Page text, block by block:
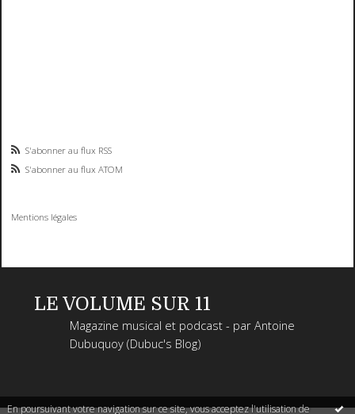
En poursuivant votre navigation sur ce site, vous acceptez l'utilisation de
S'abonner au flux RSS
S'abonner au flux ATOM
Mentions légales
LE VOLUME SUR 11
Magazine musical et podcast - par Antoine
Dubuquoy (Dubuc's Blog)